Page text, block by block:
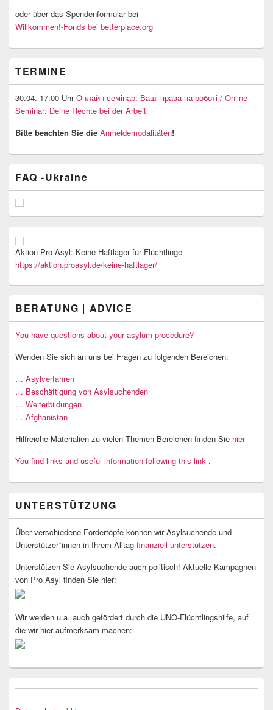
oder über das Spendenformular bei
Willkommen!-Fonds bei betterplace.org
TERMINE
30.04. 17:00 UhrОнлайн-семінар: Ваші права на роботі / Online-
Seminar: Deine Rechte bei der Arbeit
Bitte beachten Sie die Anmeldemodalitäten!
FAQ -Ukraine
Aktion Pro Asyl: Keine Haftlager für Flüchtlinge
https://aktion.proasyl.de/keine-haftlager/
BERATUNG | ADVICE
You have questions about your asylum procedure?
Wenden Sie sich an uns bei Fragen zu folgenden Bereichen:
… Asylverfahren
… Beschäftigung von Asylsuchenden
… Weiterbildungen
… Afghanistan
Hilfreiche Materialien zu vielen Themen-Bereichen finden Sie hier
You find links and useful information following this link .
UNTERSTÜTZUNG
Über verschiedene Fördertöpfe können wir Asylsuchende und
Unterstützer*innen in Ihrem Alltag finanziell unterstützen.
Unterstützen Sie Asylsuchende auch politisch! Aktuelle Kampagnen
von Pro Asyl finden Sie hier:
Wir werden u.a. auch gefördert durch die UNO-Flüchtlingshilfe, auf
die wir hier aufmerksam machen: